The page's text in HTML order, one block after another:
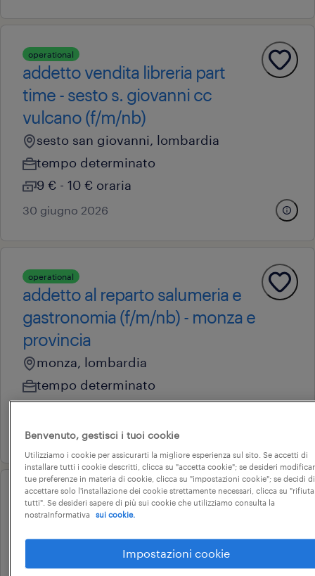
operational
addetto vendita libreria part
time - sesto s. giovanni cc
vulcano (f/m/nb)
sesto san giovanni, lombardia
tempo determinato
9 € - 10 € oraria
30 giugno 2026
operational
addetto al reparto salumeria e
gastronomia (f/m/nb) - monza e
provincia
monza, lombardia
tempo determinato
22.000 € - 28.000 € annuale
4 agosto 2026
operational
commesso settore gdo (f/m/nb)
- monza e provincia
monza, lombardia
Benvenuto, gestisci i tuoi cookie
Utilizziamo i cookie per assicurarti la migliore esperienza sul sito. Se accetti di
installare tutti i cookie descritti, clicca su "accetta cookie"; se desideri
tue preferenze in materia di cookie, clicca su "impostazioni cookie"; se decidi di
accettare solo l'installazione dei cookie strettamente necessari, clicca su "rifiuta
tutti". Se desideri sapere di più sui cookie che utilizziamo consulta la
nostraInformativa
sui cookie.
Impostazioni cookie